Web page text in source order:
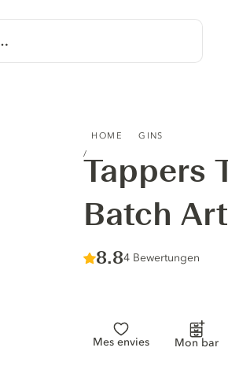
HOME GINS
Tappers
Batch
Score :
8.8/ 10
4 Bewertungen
Mes envies Mon bar